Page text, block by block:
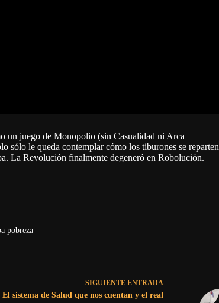
un juego de Monopolio (sin Casualidad ni Arca
sólo le queda contemplar cómo los tiburones se reparten
La Revolución finalmente degeneró en Robolución.
pobreza
SIGUIENTE ENTRADA
El sistema de Salud que nos cuentan y el real